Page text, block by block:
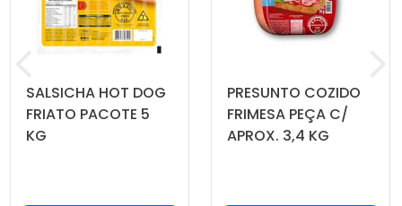
SALSICHA HOT DOG
FRIATO PACOTE 5
KG
PRESUNTO COZIDO
FRIMESA PEÇA C/
APROX. 3,4 KG